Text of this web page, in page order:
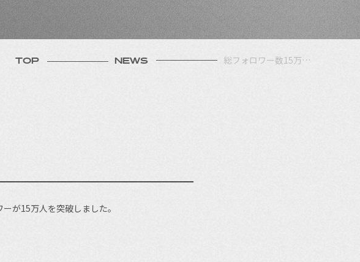
TOP NEWS 総フォロワー数15万…
が15万人を突破しました。